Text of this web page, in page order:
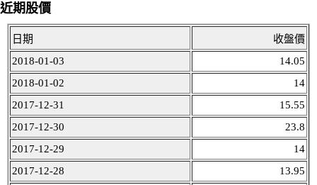
近期股價
日期
收盤價
2018-01-03
14.05
2018-01-02
14
2017-12-31
15.55
2017-12-30
23.8
2017-12-29
14
2017-12-28
13.95